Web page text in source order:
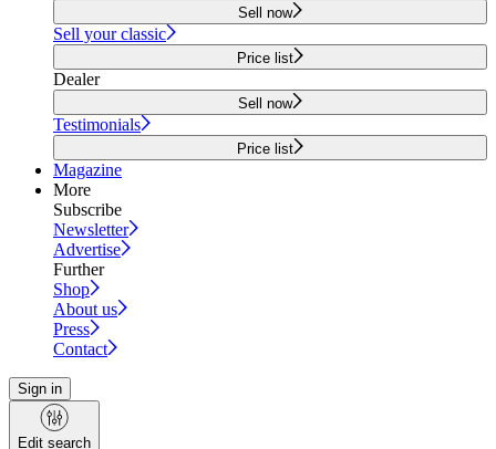
Sell now
Sell your classic
Price list
Dealer
Sell now
Testimonials
Price list
Magazine
More
Subscribe
Newsletter
Advertise
Further
Shop
About us
Press
Contact
Sign in
Edit search